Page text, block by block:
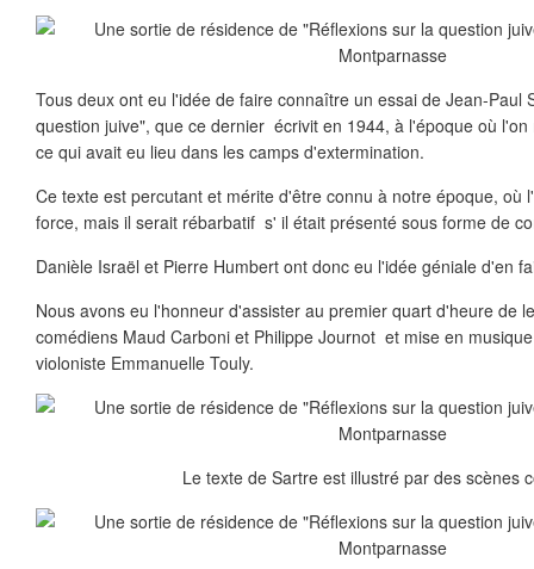
Tous deux ont eu l'idée de faire connaître un essai de Jean-Paul
question juive", que ce dernier écrivit en 1944, à l'époque où
ce qui avait eu lieu dans les camps d'extermination.
Ce texte est percutant et mérite d'être connu à notre époque, où
force, mais il serait rébarbatif s' il était présenté sous forme de
Danièle Israël et Pierre Humbert ont donc eu l'idée géniale d'en
Nous avons eu l'honneur d'assister au premier quart d'heure de
comédiens Maud Carboni et Philippe Journot et mise en
violoniste Emmanuelle Touly.
Le texte de Sartre est illustré par des scènes